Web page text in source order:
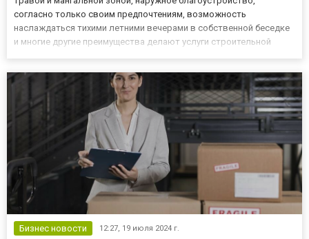
согласно только своим предпочтениям, возможность
наслаждаться тихими летними вечерами в собственной беседке
и многие другие преимущества делают услуги строительной
является главны...
Бизнес новости 12:27, 19 июля 2024 г.